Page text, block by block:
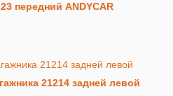
передний ANDYCAR
21214 задней левой